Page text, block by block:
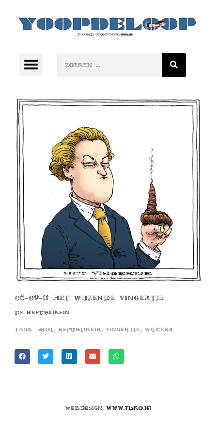
06-09-11 HET WIJZENDE VINGERTJE
DE REPUBLIKEIN
Tags: drol , republikein, vingertje , wilders
Webdesign www.tisko.nl